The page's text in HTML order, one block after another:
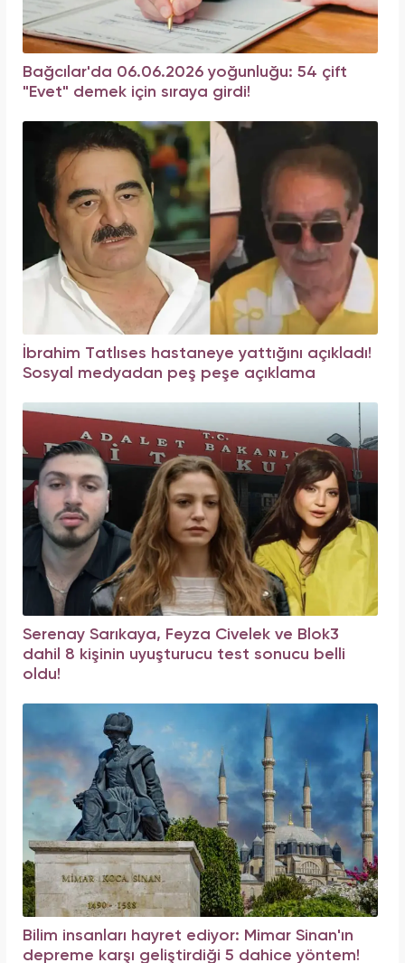
Bağcılar'da 06.06.2026 yoğunluğu: 54 çift
"Evet" demek için sıraya girdi!
İbrahim Tatlıses hastaneye yattığını açıkladı!
Sosyal medyadan peş peşe açıklama
Serenay Sarıkaya, Feyza Civelek ve Blok3
dahil 8 kişinin uyuşturucu test sonucu belli
oldu!
Bilim insanları hayret ediyor: Mimar Sinan'ın
depreme karşı geliştirdiği 5 dahice yöntem!